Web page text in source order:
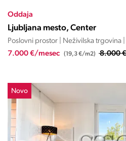
Oddaja
Ljubljana mesto, Center
Poslovni prostor | Neživilska trgovina
7.000 €/mesec (19,3 €/m2) 8.000 €
Novo